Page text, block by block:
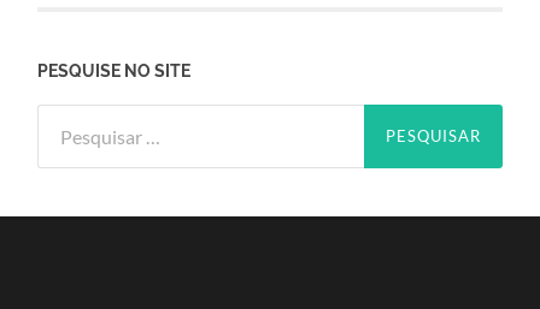
PESQUISE NO SITE
por: